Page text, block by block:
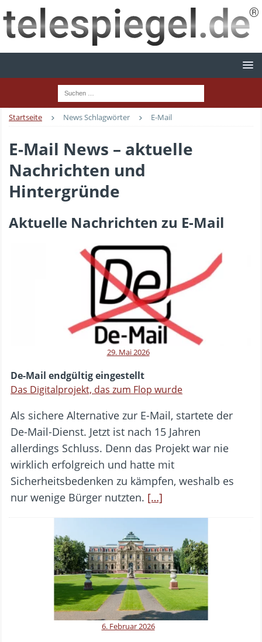
Startseite News Schlagwörter E-Mail
E-Mail News – aktuelle
Nachrichten und
Hintergründe
Aktuelle Nachrichten zu E-Mail
29. Mai 2026
De-Mail endgültig eingestellt
Das Digitalprojekt, das zum Flop wurde
Als sichere Alternative zur E-Mail, startete der
De-Mail-Dienst. Jetzt ist nach 15 Jahren
allerdings Schluss. Denn das Projekt war nie
wirklich erfolgreich und hatte mit
Sicherheitsbedenken zu kämpfen, weshalb es
nur wenige Bürger nutzten. […]
6. Februar 2026